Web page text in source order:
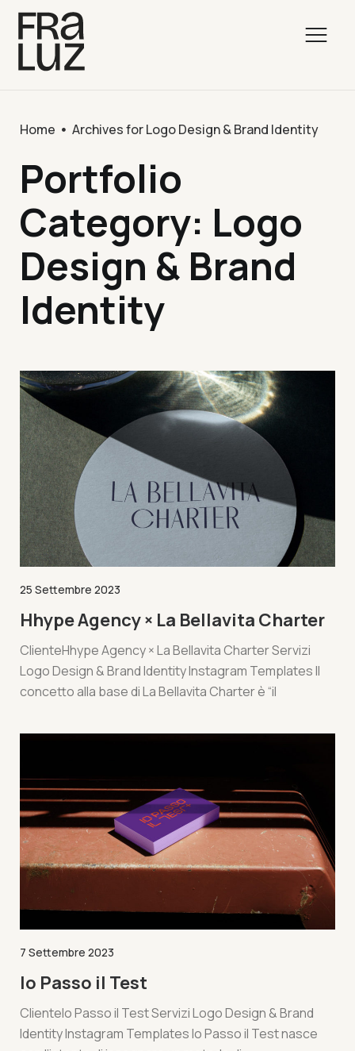
Home Archives for Logo Design & Brand Identity
Portfolio
Category: Logo
Design & Brand
Identity
25 Settembre 2023
Hhype Agency × La Bellavita Charter
ClienteHhype Agency × La Bellavita Charter Servizi
Logo Design & Brand Identity Instagram Templates Il
concetto alla base di La Bellavita Charter è “il
7 Settembre 2023
Io Passo il Test
ClienteIo Passo il Test Servizi Logo Design & Brand
Identity Instagram Templates Io Passo il Test nasce